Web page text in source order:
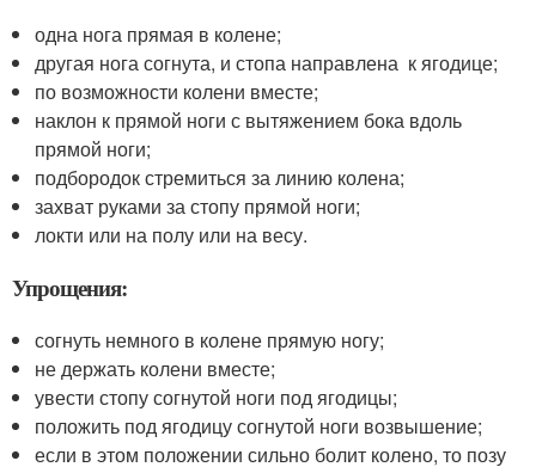
одна нога прямая в колене;
другая нога согнута, и стопа направлена к ягодице;
по возможности колени вместе;
наклон к прямой ноги с вытяжением бока вдоль
прямой ноги;
подбородок стремиться за линию колена;
захват руками за стопу прямой ноги;
локти или на полу или на весу.
Упрощения:
согнуть немного в колене прямую ногу;
не держать колени вместе;
увести стопу согнутой ноги под ягодицы;
положить под ягодицу согнутой ноги возвышение;
если в этом положении сильно болит колено, то позу